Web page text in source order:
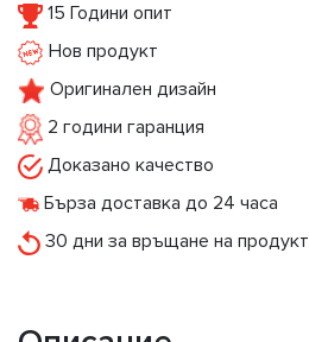
15 Години опит
Нов продукт
Оригинален дизайн
2 години гаранция
Доказано качество
Бърза доставка до 24 часа
30 дни за връщане на продукт